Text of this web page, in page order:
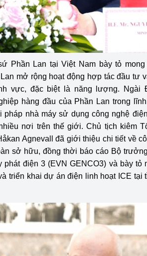
Phần Lan tại Việt Nam bày tỏ
mở rộng hoạt động hợp tác đầu tư
vực, đặc biệt là năng lượng. Ngài
hàng đầu của Phần Lan trong
nhà máy sử dụng công nghệ
nơi trên thế giới. Chủ tịch kiêm
Agnevall đã giới thiệu chi tiết về
sở hữu, đồng thời báo cáo Bộ
phát điện 3 (EVN GENCO3) và bày tỏ
triển khai dự án điện linh hoạt ICE tại